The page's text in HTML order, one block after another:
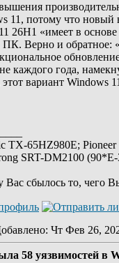
11, потому что новый
26H1 «имеет в
Верно и обратное:
каждого года,
вариант Windows
TX-65HZ980E;
SRT-DM2100
сбылось то, чего
: Чт Фев 26,
58 уязвимостей в